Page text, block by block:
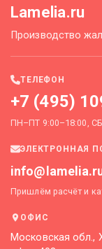
Lamelia.ru
Производство
ТЕЛЕФОН
+7 (495)
ПН–ПТ 9:00–18:00,
ЭЛЕКТРОННАЯ
Пришлём расчёт и
ОФИС
Московская обл.,